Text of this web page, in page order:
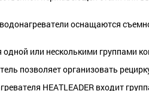
оснащаются
одной или несколькими группами
позволяет организовать
HEATLEADER входит